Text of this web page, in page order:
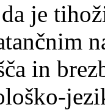
da je
in